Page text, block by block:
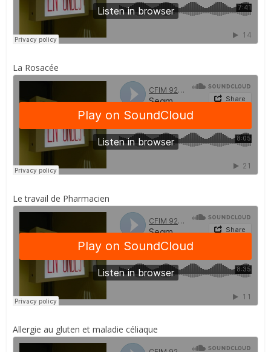
La Rosacée
Le travail de Pharmacien
Allergie au gluten et maladie céliaque